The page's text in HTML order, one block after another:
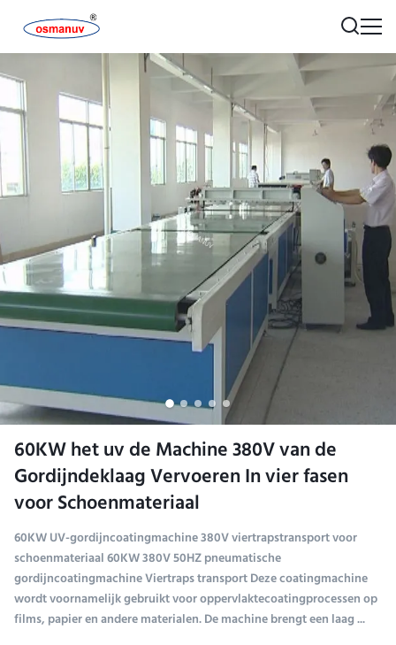
60KW het uv de Machine 380V van de
Gordijndeklaag Vervoeren In vier fasen
voor Schoenmateriaal
60KW UV-gordijncoatingmachine 380V viertrapstransport voor
schoenmateriaal 60KW 380V 50HZ pneumatische
gordijncoatingmachine Viertraps transport Deze coatingmachine
wordt voornamelijk gebruikt voor oppervlaktecoatingprocessen op
films, papier en andere materialen. De machine brengt een laag ...